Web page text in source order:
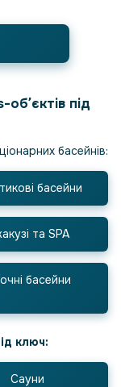
під
басейнів:
басейни
та SPA
басейни
ключ:
Сауни